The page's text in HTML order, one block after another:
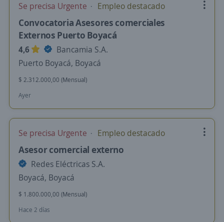
Se precisa Urgente Empleo destacado
Convocatoria Asesores comerciales
Externos Puerto Boyacá
4,6
Bancamia S.A.
Puerto Boyacá, Boyacá
$ 2.312.000,00 (Mensual)
Ayer
Se precisa Urgente Empleo destacado
Asesor comercial externo
Redes Eléctricas S.A.
Boyacá, Boyacá
$ 1.800.000,00 (Mensual)
Hace 2 días